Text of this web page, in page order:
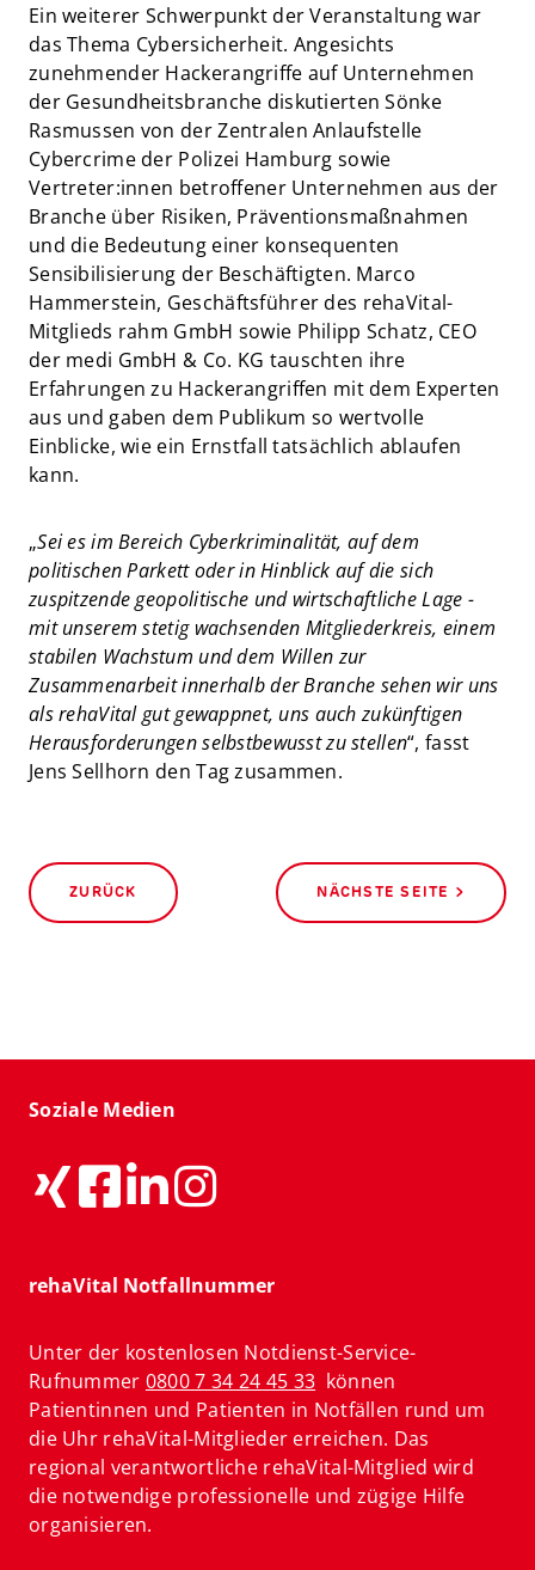
Ein weiterer Schwerpunkt der Veranstaltung war
das Thema Cybersicherheit. Angesichts
zunehmender Hackerangriffe auf Unternehmen
der Gesundheitsbranche diskutierten Sönke
Rasmussen von der Zentralen Anlaufstelle
Cybercrime der Polizei Hamburg sowie
Vertreter:innen betroffener Unternehmen aus der
Branche über Risiken, Präventionsmaßnahmen
und die Bedeutung einer konsequenten
Sensibilisierung der Beschäftigten. Marco
Hammerstein, Geschäftsführer des rehaVital-
Mitglieds rahm GmbH sowie Philipp Schatz, CEO
der medi GmbH & Co. KG tauschten ihre
Erfahrungen zu Hackerangriffen mit dem Experten
aus und gaben dem Publikum so wertvolle
Einblicke, wie ein Ernstfall tatsächlich ablaufen
kann.
„Sei es im Bereich Cyberkriminalität, auf dem
politischen Parkett oder in Hinblick auf die sich
zuspitzende geopolitische und wirtschaftliche Lage -
mit unserem stetig wachsenden Mitgliederkreis, einem
stabilen Wachstum und dem Willen zur
Zusammenarbeit innerhalb der Branche sehen wir uns
als rehaVital gut gewappnet, uns auch zukünftigen
Herausforderungen selbstbewusst zu stellen“, fasst
Jens Sellhorn den Tag zusammen.
ZURÜCK NÄCHSTE SEITE >
Soziale Medien
rehaVital Notfallnummer
Unter der kostenlosen Notdienst-Service-
Rufnummer 0800 7 34 24 45 33 können
Patientinnen und Patienten in Notfällen rund um
die Uhr rehaVital-Mitglieder erreichen. Das
regional verantwortliche rehaVital-Mitglied wird
die notwendige professionelle und zügige Hilfe
organisieren.